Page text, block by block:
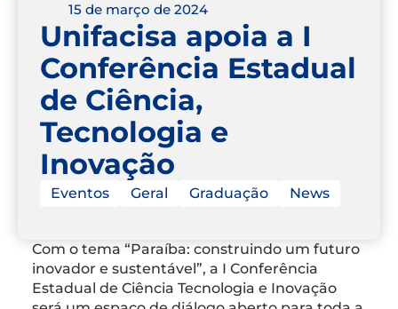
15 de março de 2024
Unifacisa apoia a I
Conferência Estadual
de Ciência,
Tecnologia e
Inovação
Eventos Geral Graduação News
Com o tema “Paraíba: construindo um futuro
inovador e sustentável”, a I Conferência
Estadual de Ciência Tecnologia e Inovação